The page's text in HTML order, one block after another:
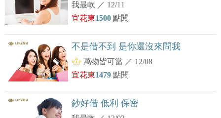
我最軟 ／ 12/11
宜花東1500點閱
不是借不到 是你還沒來問我
萬物皆可當 ／ 12/08
宜花東1479點閱
鈔好借 低利 保密